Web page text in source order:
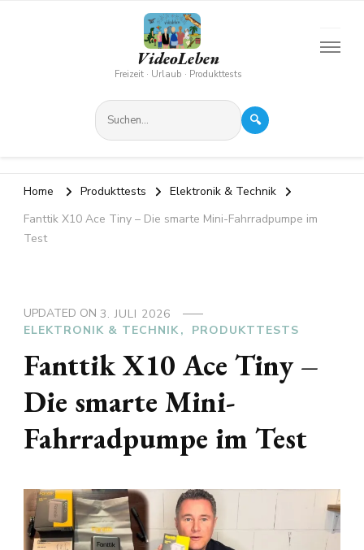
VideoLeben
Freizeit · Urlaub · Produkttests
🔍
Home Produkttests
Elektronik & Technik
Fanttik X10 Ace Tiny – Die smarte Mini-Fahrradpumpe im
Test
UPDATED ON 3. JULI 2026
ELEKTRONIK & TECHNIK
PRODUKTTESTS
Fanttik X10 Ace Tiny –
Die smarte Mini-
Fahrradpumpe im Test